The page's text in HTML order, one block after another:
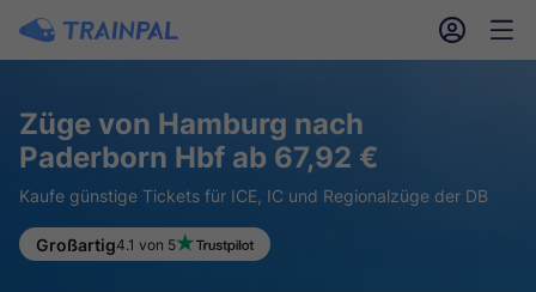
󱎓 󱒨
Züge von Hamburg nach
Paderborn Hbf ab 67,92 €
Kaufe günstige Tickets für ICE, IC und Regionalzüge der DB
Großartig4.1 von 5